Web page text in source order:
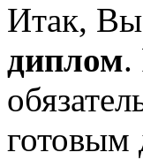
Итак, Вы
диплом.
готовым